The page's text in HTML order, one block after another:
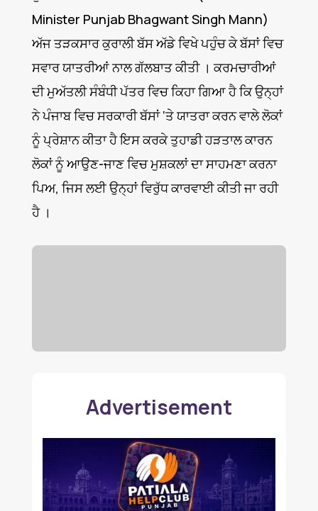
Minister Punjab Bhagwant Singh Mann)
ਅੱਜ ਤੜਕਸਾਰ ਕੁਰਾਲੀ ਬੱਸ ਅੱਡੇ ਵਿਖੇ ਪਹੁੰਚ ਕੇ ਬੱਸਾਂ ਵਿਚ
ਸਵਾਰ ਯਾਤਰੀਆਂ ਨਾਲ ਗੱਲਬਾਤ ਕੀਤੀ । ਕਰਮਚਾਰੀਆਂ
ਦੀ ਮੁਅੱਤਲੀ ਸੰਬੰਧੀ ਪੱਤਰ ਵਿਚ ਕਿਹਾ ਗਿਆ ਹੈ ਕਿ ਉਨ੍ਹਾਂ
ਨੇ ਪੰਜਾਬ ਵਿਚ ਸਰਕਾਰੀ ਬੱਸਾਂ ‘ਤੇ ਯਾਤਰਾ ਕਰਨ ਵਾਲੇ ਲੋਕਾਂ
ਨੂੰ ਪ੍ਰੇਸ਼ਾਨ ਕੀਤਾ ਹੈ ਇਸ ਕਰਕੇ ਤੁਹਾਡੀ ਹੜਤਾਲ ਕਾਰਨ
ਲੋਕਾਂ ਨੂੰ ਆਉਣ-ਜਾਣ ਵਿਚ ਮੁਸ਼ਕਲਾਂ ਦਾ ਸਾਹਮਣਾ ਕਰਨਾ
ਪਿਅ, ਜਿਸ ਲਈ ਉਨ੍ਹਾਂ ਵਿਰੁੱਧ ਕਾਰਵਾਈ ਕੀਤੀ ਜਾ ਰਹੀ
ਹੈ ।
Advertisement